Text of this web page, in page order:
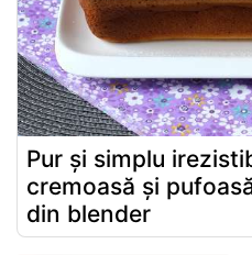
Pur și simplu
cremoasă și
din blender